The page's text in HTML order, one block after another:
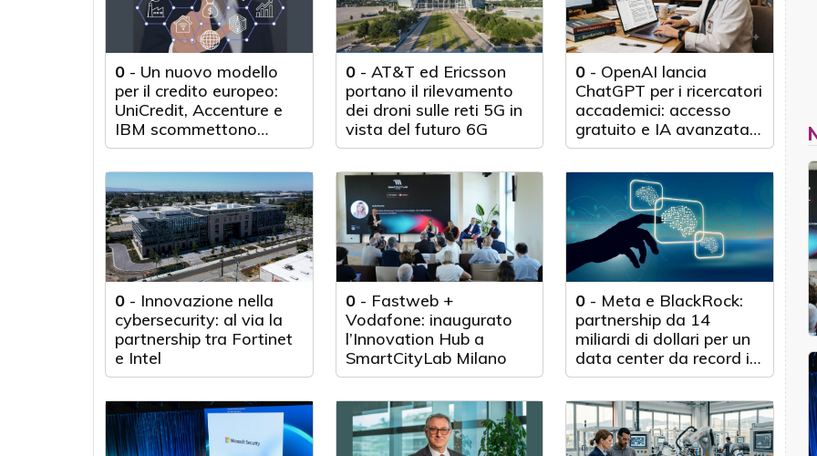
0 - Un nuovo modello
per il credito europeo:
UniCredit, Accenture e
IBM scommettono
sull'innovazione
tecnologica
0- AT&T ed Ericsson
portano il rilevamento
dei droni sulle reti 5G in
vista del futuro 6G
0 - OpenAI lancia
ChatGPT per i ricercatori
accademici: accesso
gratuito e IA avanzata
per 100.000 scienziati
0 - Innovazione nella
cybersecurity: al via la
partnership tra Fortinet
e Intel
0- Fastweb +
Vodafone: inaugurato
l’Innovation Hub a
SmartCityLab Milano
0 - Meta e BlackRock:
partnership da 14
miliardi di dollari per un
data center da record in
Texas